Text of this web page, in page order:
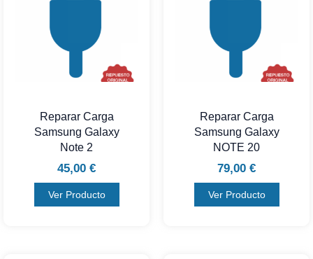
Reparar Carga
Samsung Galaxy
Note 2
45,00 €
Ver Producto
Reparar Carga
Samsung Galaxy
NOTE 20
79,00 €
Ver Producto